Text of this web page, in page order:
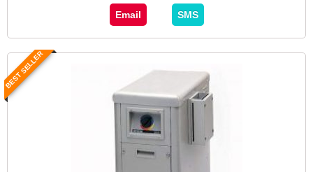
Email SMS
BEST SELLER